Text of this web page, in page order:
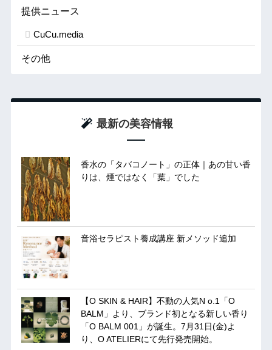
提供ニュース
CuCu.media
その他
最新の美容情報
香水の「タバコノート」の正体｜あの甘い香
りは、煙ではなく「葉」でした
音浴セラピスト養成講座 新メソッド追加
【O SKIN & HAIR】不動の人気N o.1「O
BALM」より、ブランド初となる新しい香り
「O BALM 001」が誕生。7月31日(金)よ
り、O ATELIERにて先行発売開始。